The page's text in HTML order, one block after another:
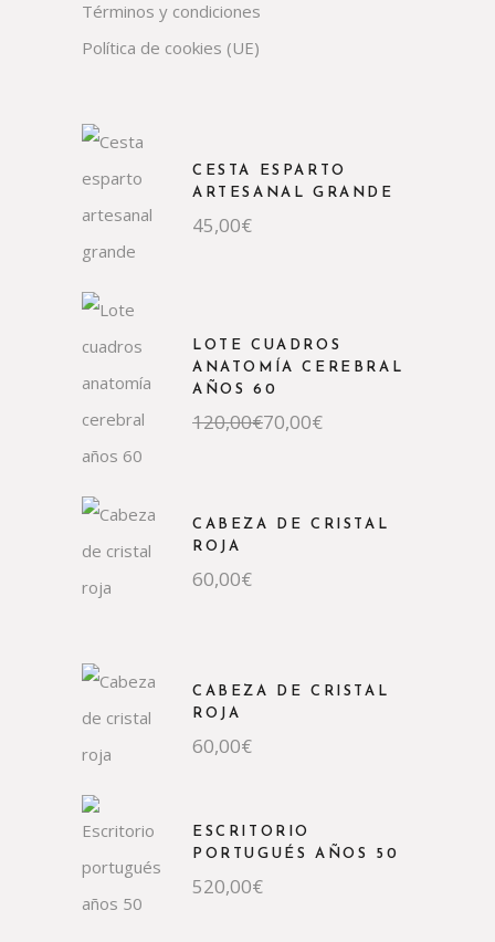
Términos y condiciones
Política de cookies (UE)
CESTA ESPARTO
ARTESANAL GRANDE
45,00€
LOTE CUADROS
ANATOMÍA CEREBRAL
AÑOS 60
120,00€70,00€
CABEZA DE CRISTAL
ROJA
60,00€
CABEZA DE CRISTAL
ROJA
60,00€
ESCRITORIO
PORTUGUÉS AÑOS 50
520,00€